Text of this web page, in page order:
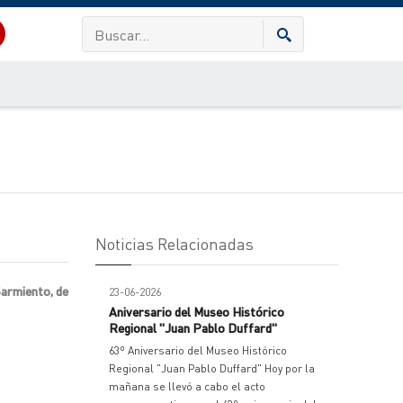
de
Noticias Relacionadas
23-06-2026
Aniversario del Museo Histórico
Regional "Juan Pablo Duffard"
63º Aniversario del Museo Histórico
Regional "Juan Pablo Duffard" Hoy por la
mañana se llevó a cabo el acto